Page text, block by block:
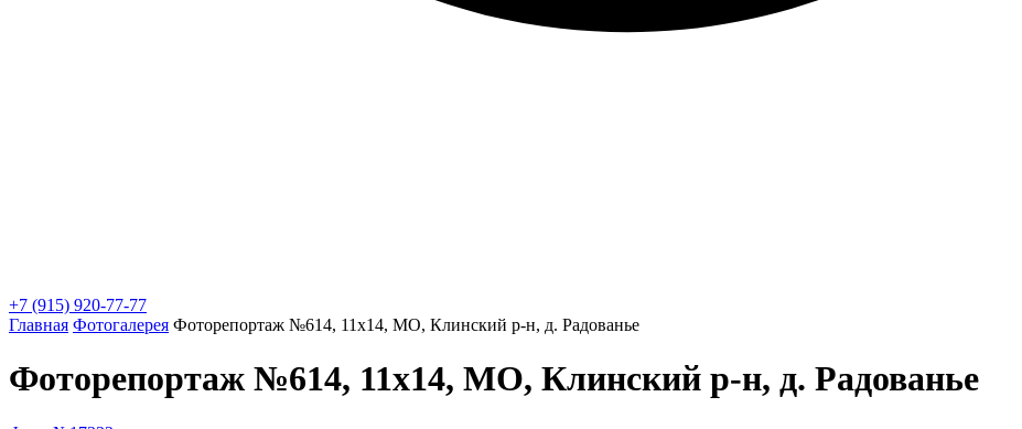
+7 (915) 920-77-77
Главная Фотогалерея Фоторепортаж №614, 11х14, МО, Клинский р-н, д. Радованье
Фоторепортаж №614, 11х14, МО, Клинский р-н, д. Радованье